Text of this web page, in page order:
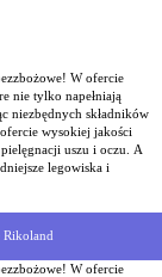
W ofercie
nie tylko napełniają
niezbędnych składników
wysokiej jakości
uszu i oczu. A
legowiska i
Rikoland
W ofercie